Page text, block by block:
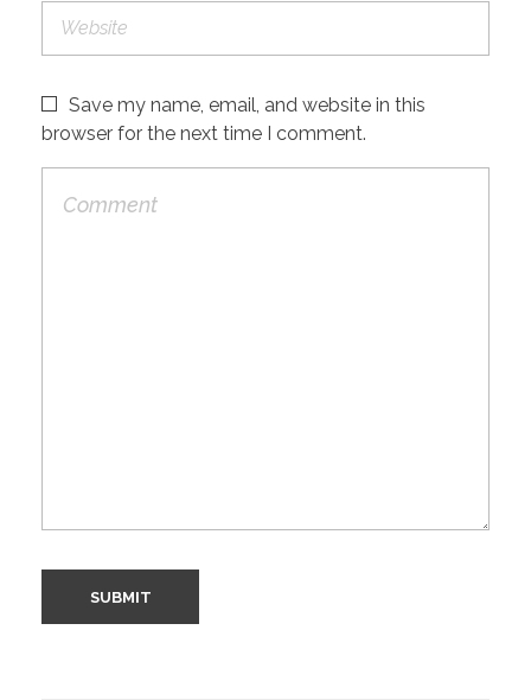
Save my name, email, and website in this
browser for the next time I comment.